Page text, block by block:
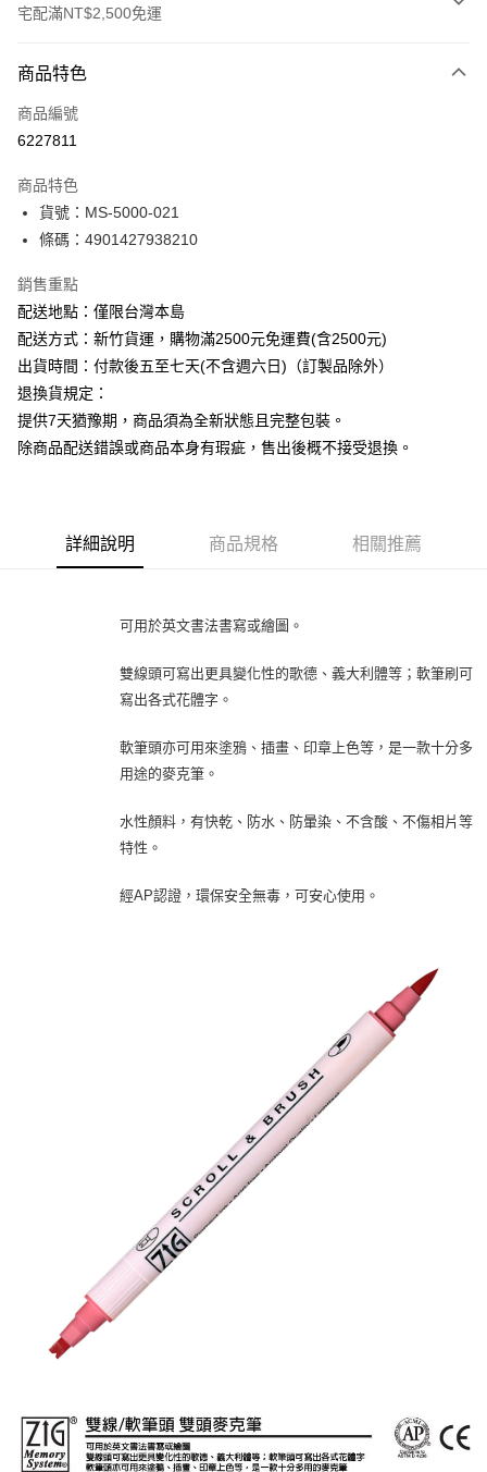
宅配滿NT$2,500免運
信用卡一次付款
Apple Pay
悠遊付
ATM付款
運送方式
下單前請先詢問庫存
每筆NT$130，滿NT$2,500(含以上)免運費
商品特色
商品編號
6227811
商品特色
貨號：MS-5000-021
條碼：4901427938210
銷售重點
配送地點：僅限台灣本島
配送方式：新竹貨運，購物滿2500元免運費(含2500元)
出貨時間：付款後五至七天(不含週六日)（訂製品除外）
退換貨規定：
提供7天猶豫期，商品須為全新狀態且完整包裝。
除商品配送錯誤或商品本身有瑕疵，售出後概不接受退換。
詳細說明 商品規格 相關推薦
可用於英文書法書寫或繪圖。
雙線頭可寫出更具變化性的歌德、義大利體等；軟筆刷可
寫出各式花體字。
軟筆頭亦可用來塗鴉、插畫、印章上色等，是一款十分多
用途的麥克筆。
水性顏料，有快乾、防水、防暈染、不含酸、不傷相片等
特性。
經AP認證，環保安全無毒，可安心使用。